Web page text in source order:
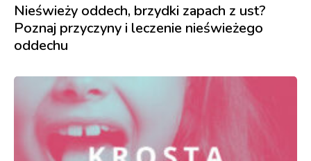
Nieświeży oddech, brzydki zapach z ust?
Poznaj przyczyny i leczenie nieświeżego
oddechu